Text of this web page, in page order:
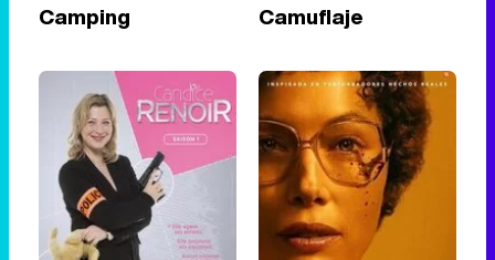
Camping Camuflaje